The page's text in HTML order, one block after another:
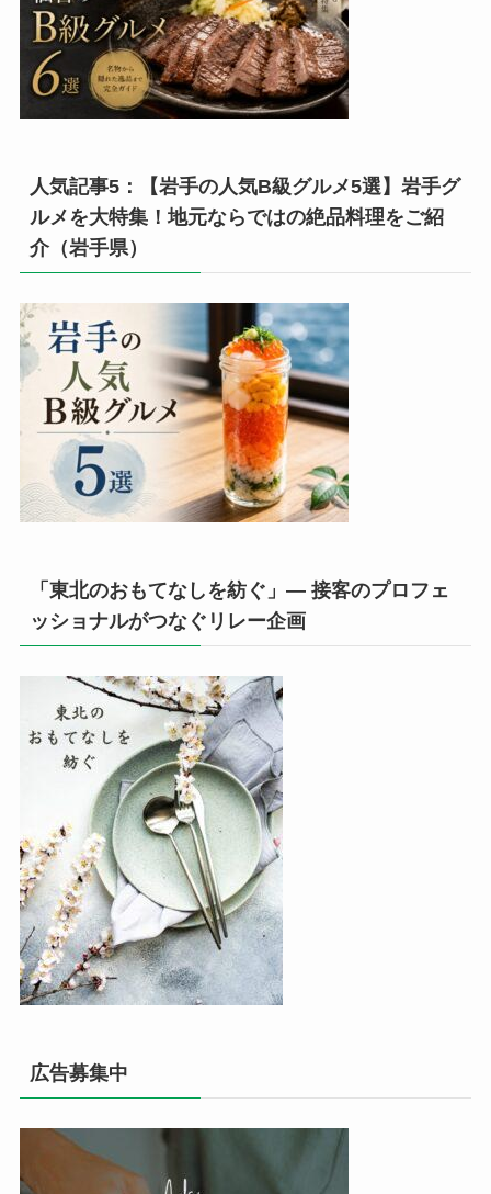
人気記事5：【岩手の人気B級グルメ5選】岩手グ
ルメを大特集！地元ならではの絶品料理をご紹
介（岩手県）
「東北のおもてなしを紡ぐ」— 接客のプロフェ
ッショナルがつなぐリレー企画
広告募集中